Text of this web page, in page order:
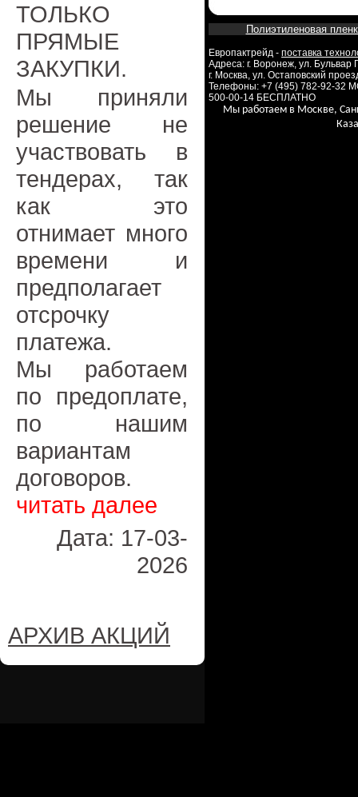
ТОЛЬКО
ПРЯМЫЕ
ЗАКУПКИ.
Мы приняли
решение не
участвовать в
тендерах, так
как это
отнимает много
времени и
предполагает
отсрочку
платежа.
Мы работаем
по предоплате,
по нашим
вариантам
договоров.
читать далее
Дата: 17-03-
2026
АРХИВ АКЦИЙ
Полиэтиленовая
Европактрейд - поставка
Адреса: г. Воронеж, ул.
г. Москва, ул. Остаповский
Телефоны: +7 (495) 782-92-32
500-00-14 БЕСПЛАТНО
Мы работаем в Москве,